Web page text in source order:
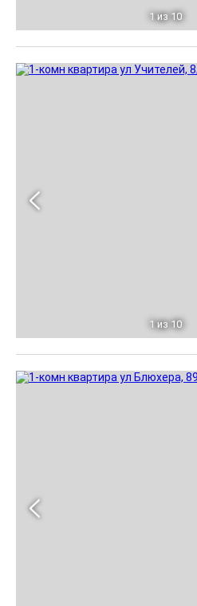
1 из 10
1 из 10